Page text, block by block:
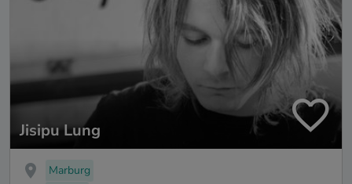
Jisipu Lung
Marburg